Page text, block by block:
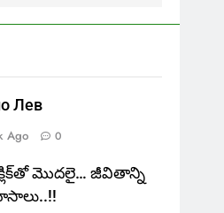
Лев
Ago 0
క్లిక్‌తో మొదలై… జీవితాన్ని